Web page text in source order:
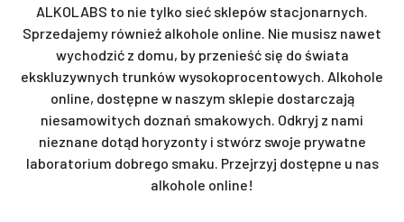
ALKOLABS to nie tylko sieć sklepów stacjonarnych.
Sprzedajemy również alkohole online. Nie musisz nawet
wychodzić z domu, by przenieść się do świata
ekskluzywnych trunków wysokoprocentowych. Alkohole
online, dostępne w naszym sklepie dostarczają
niesamowitych doznań smakowych. Odkryj z nami
nieznane dotąd horyzonty i stwórz swoje prywatne
laboratorium dobrego smaku. Przejrzyj dostępne u nas
alkohole online!